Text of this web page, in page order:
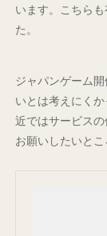
います。こちら
た。
ジャパンゲーム
いとは考えにく
近ではサービス
お願いしたいとこ